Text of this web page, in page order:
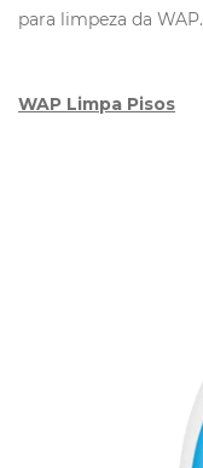
para limpeza da WAP.
WAP Limpa Pisos